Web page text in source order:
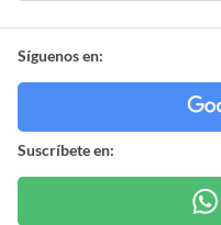
Síguenos en:
Suscríbete en: